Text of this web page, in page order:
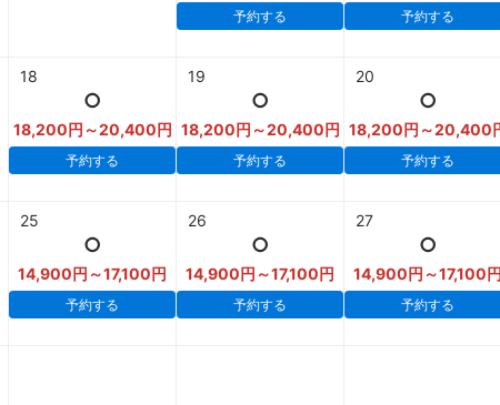
予約する 予約する
18
○
18,200円～20,400円
予約する
19
○
18,200円～20,400円
予約する
20
○
18,200円～20,400
予約する
25
○
14,900円～17,100円
予約する
26
○
14,900円～17,100円
予約する
27
○
14,900円～17,100
予約する